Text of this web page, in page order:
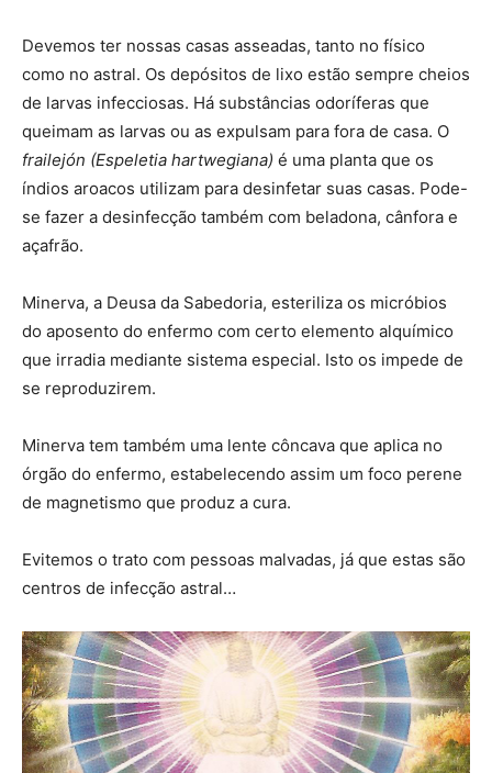
Devemos ter nossas casas asseadas, tanto no físico
como no astral. Os depósitos de lixo estão sempre cheios
de larvas infecciosas. Há substâncias odoríferas que
queimam as larvas ou as expulsam para fora de casa. O
frailejón (Espeletia hartwegiana) é uma planta que os
índios aroacos utilizam para desinfetar suas casas. Pode-
se fazer a desinfecção também com beladona, cânfora e
açafrão.
Minerva, a Deusa da Sabedoria, esteriliza os micróbios
do aposento do enfermo com certo elemento alquímico
que irradia mediante sistema especial. Isto os impede de
se reproduzirem.
Minerva tem também uma lente côncava que aplica no
órgão do enfermo, estabelecendo assim um foco perene
de magnetismo que produz a cura.
Evitemos o trato com pessoas malvadas, já que estas são
centros de infecção astral…